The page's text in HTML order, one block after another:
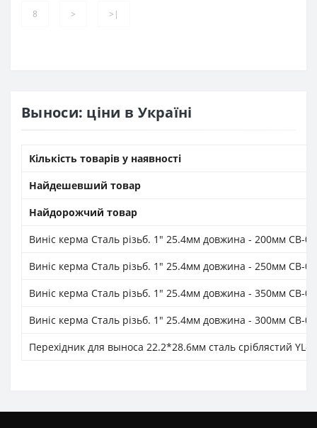
8 > >|
Выноси: ціни в Україні
Кількість товарів у наявності
Найдешевший товар
Найдорожчий товар
Виніс керма Сталь різьб. 1" 25.4мм довжина - 200мм CB-
Виніс керма Сталь різьб. 1" 25.4мм довжина - 250мм CB-
Виніс керма Сталь різьб. 1" 25.4мм довжина - 350мм CB-
Виніс керма Сталь різьб. 1" 25.4мм довжина - 300мм CB-
Перехідник для выноса 22.2*28.6мм сталь срiблястий YL-